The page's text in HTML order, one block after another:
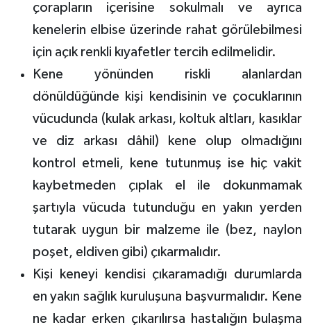
çorapların içerisine sokulmalı ve ayrıca
kenelerin elbise üzerinde rahat görülebilmesi
için açık renkli kıyafetler tercih edilmelidir.
Kene yönünden riskli alanlardan
dönüldüğünde kişi kendisinin ve çocuklarının
vücudunda (kulak arkası, koltuk altları, kasıklar
ve diz arkası dâhil) kene olup olmadığını
kontrol etmeli, kene tutunmuş ise hiç vakit
kaybetmeden çıplak el ile dokunmamak
şartıyla vücuda tutunduğu en yakın yerden
tutarak uygun bir malzeme ile (bez, naylon
poşet, eldiven gibi) çıkarmalıdır.
Kişi keneyi kendisi çıkaramadığı durumlarda
en yakın sağlık kuruluşuna başvurmalıdır. Kene
ne kadar erken çıkarılırsa hastalığın bulaşma